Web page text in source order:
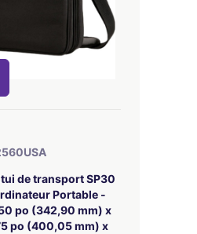
de transport SP30
Portable -
po (342,90 mm) x
po (400,05 mm) x